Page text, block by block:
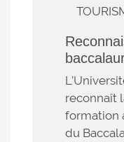
reconnaît
formation
du